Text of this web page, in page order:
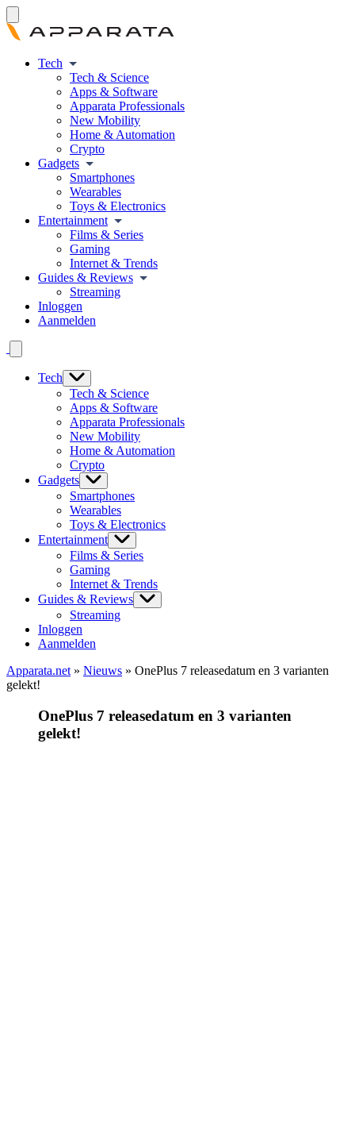
Tech
Tech & Science
Apps & Software
Apparata Professionals
New Mobility
Home & Automation
Crypto
Gadgets
Smartphones
Wearables
Toys & Electronics
Entertainment
Films & Series
Gaming
Internet & Trends
Guides & Reviews
Streaming
Inloggen
Aanmelden
Tech
Tech & Science
Apps & Software
Apparata Professionals
New Mobility
Home & Automation
Crypto
Gadgets
Smartphones
Wearables
Toys & Electronics
Entertainment
Films & Series
Gaming
Internet & Trends
Guides & Reviews
Streaming
Inloggen
Aanmelden
Apparata.net » Nieuws » OnePlus 7 releasedatum en 3 varianten
gelekt!
OnePlus 7 releasedatum en 3 varianten
gelekt!